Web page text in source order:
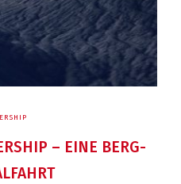
– EINE BERG-